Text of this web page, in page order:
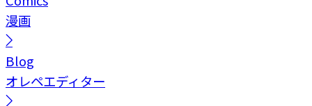
漫画
Blog
オレペエディター